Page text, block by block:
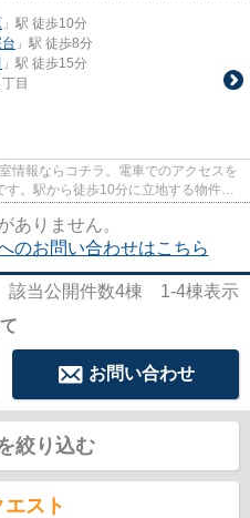
」駅 徒歩10分
」駅 徒歩8分
」駅 徒歩15分
丁目
情報ならコチラ。電車でのアクセスを
。駅から徒歩10分に立地する物件で
ありません。
のお問い合わせはこちら
該当公開件数4棟 1-4棟表示
お問い合わせ
絞り込む
スト